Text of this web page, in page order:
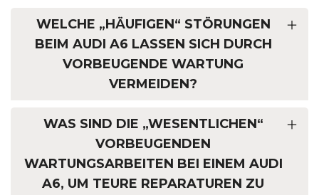
WELCHE „HÄUFIGEN“ STÖRUNGEN
BEIM AUDI A6 LASSEN SICH DURCH
VORBEUGENDE WARTUNG
VERMEIDEN?
WAS SIND DIE „WESENTLICHEN“
VORBEUGENDEN
WARTUNGSARBEITEN BEI EINEM AUDI
A6, UM TEURE REPARATUREN ZU